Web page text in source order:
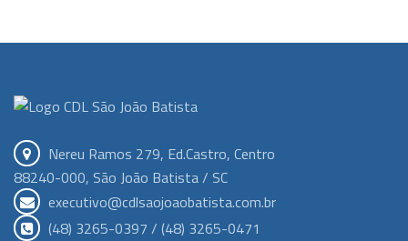
Nereu Ramos 279, Ed.Castro, Centro
88240-000, São João Batista / SC
executivo@cdlsaojoaobatista.com.br
(48) 3265-0397 / (48) 3265-0471